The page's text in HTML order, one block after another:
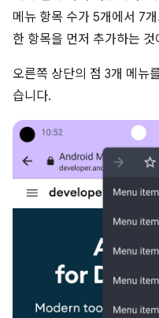
메뉴 항목 수가 5개에서 7
한 항목을 먼저 추가하는
오른쪽 상단의 점 3개 메뉴
습니다.